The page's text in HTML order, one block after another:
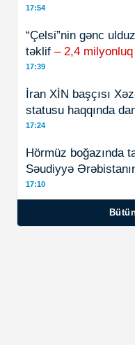
17:54
“Çelsi”nin gənc
təklif – 2,4
17:39
İran XİN başçısı
statusu haqqında
17:24
Hörmüz boğazında
Səudiyyə
17:10